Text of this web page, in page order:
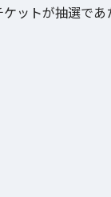
ットが抽選であ